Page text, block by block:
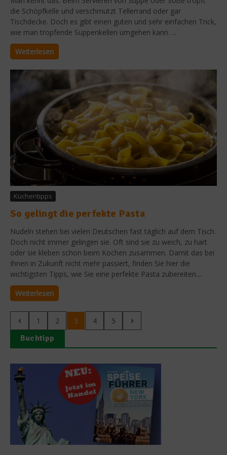
die Schöpfkelle und verschmutzt Tellerrand oder gar
Tischdecke. Doch es gibt einen guten und sehr einfachen Trick,
wie man tropfende Suppenkellen umgehen kann. ...
Weiterlesen
Küchentipps
So gelingt die perfekte Pasta
Nudeln stehen bei vielen Deutschen fast täglich auf dem Tisch.
Doch nicht immer gelingen sie. Oft sind sie zu weich, zu hart
oder sie kleben schon beim Kochen zusammen. Damit das bei
Ihnen in Zukunft nicht mehr passiert, finden Sie hier die
wichtigsten Tipps, wie Sie eine perfekte Pasta zubereiten....
Weiterlesen
1 2 3 4 5
Buchtipp